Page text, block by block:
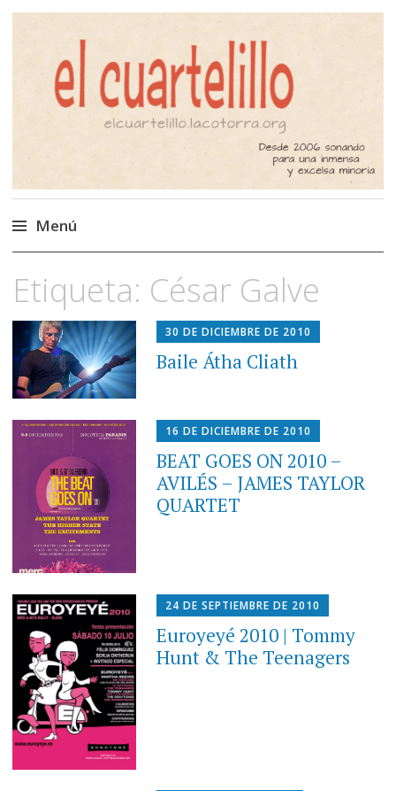
El Cuartelillo
Programa de radio de música
independiente. Podcast
Menú
al
contenido
Etiqueta: César Galve
30 DE DICIEMBRE DE 2010
Baile Átha Cliath
16 DE DICIEMBRE DE 2010
BEAT GOES ON 2010 –
AVILÉS – JAMES TAYLOR
QUARTET
24 DE SEPTIEMBRE DE 2010
Euroyeyé 2010 | Tommy
Hunt & The Teenagers